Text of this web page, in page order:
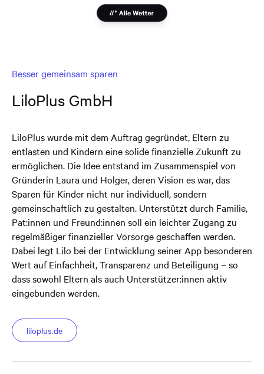
Besser gemeinsam sparen
LiloPlus GmbH
LiloPlus wurde mit dem Auftrag gegründet, Eltern zu
entlasten und Kindern eine solide finanzielle Zukunft zu
ermöglichen. Die Idee entstand im Zusammenspiel von
Gründerin Laura und Holger, deren Vision es war, das
Sparen für Kinder nicht nur individuell, sondern
gemeinschaftlich zu gestalten. Unterstützt durch Familie,
Pat:innen und Freund:innen soll ein leichter Zugang zu
regelmäßiger finanzieller Vorsorge geschaffen werden.
Dabei legt Lilo bei der Entwicklung seiner App besonderen
Wert auf Einfachheit, Transparenz und Beteiligung – so
dass sowohl Eltern als auch Unterstützer:innen aktiv
eingebunden werden.
liloplus.de